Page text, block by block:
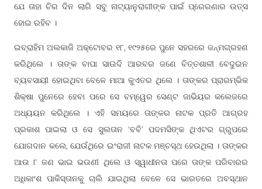
ଯେ ତାହା ଚିର ଦିନ ଲାଗି ସବୁ ନାଟ୍ୟାନୁରାଗୀଙ୍କ ପାଇଁ ପ୍ରେରଣାର ଉତ୍ସ
ହୋଇ ରହିବ ।
ଇବ୍ରାହିମ ଅଲକାଜି ଅକ୍ଟୋବର ୧୮, ୧୯୨୫ରେ ପୁନେ ସହରରେ ଜନ୍ମଗ୍ରହଣ
କରିଥିଲେ । ତାଙ୍କ ବାପା ସାଉଦି ଆରବର ଜଣେ ବିତ୍ତଶାଳୀ ବେଦୁଇନ
ବ୍ୟବସାୟୀ ହୋଇଥିବା ବେଳେ ମାଆ କୁଏତର ଥିଲେ । ତାଙ୍କର ପ୍ରାରମ୍ଭିକ
ଶିକ୍ଷା ପୁନେରେ ହେବା ପରେ ସେ ବମ୍ୱେର ସେଣ୍ଟ ଜାଭିୟର କଲେଜରେ
ଅଧ୍ୟୟନ କରିଥିଲେ । ଏହି ସମୟରେ ତାଙ୍କର ନାଟକ ପ୍ରତି ଆଗ୍ରହ
ପ୍ରକାଶ ପାଇଲା ଓ ସେ ସୁଲତାନ ‘ବବି’ ପଦମସିଙ୍କ ଥିଏଟର ଗ୍ରୁପରେ
ଯୋଗଦାନ କଲେ, ଯେଉଁଥିରେ ଇଂରାଜୀ ନାଟକ ମଞ୍ଚସ୍ଥ ହେଉଥିଲା । ତାଙ୍କର
ଆଉ ୮ ଜଣ ଭାଇ ଭଉଣୀ ଥିଲେ ଓ ସ୍ୱାଧୀନତା ପରେ ତାଙ୍କ ପରିବାରର
ଅଧିକାଂଶ ପାକିସ୍ତାନକୁ ଚାଲି ଯାଇଥିଲା ବେଳେ ସେ ଭାରତରେ ଅବସ୍ଥାନ